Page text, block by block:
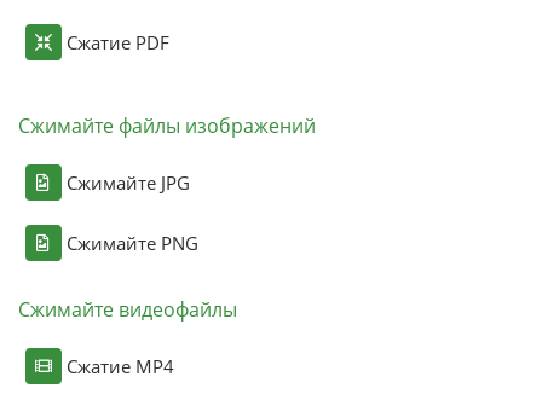
Сжатие PDF
Сжимайте файлы изображений
Сжимайте JPG
Сжимайте PNG
Сжимайте видеофайлы
Сжатие MP4